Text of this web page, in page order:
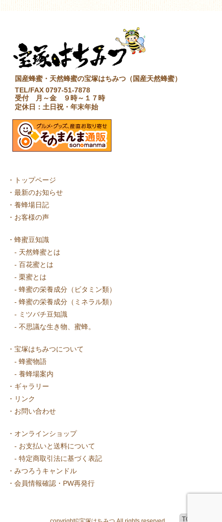
TOPへ戻る
国産蜂蜜・天然蜂蜜の宝塚はちみつ（国産天然蜂蜜）
TEL/FAX 0797-51-7878
受付 月～金 ９時～１７時
定休日：土日祝・年末年始
・
トップページ
・ 最新のお知らせ
・ 養蜂場日記
・ お客様の声
・ 蜂蜜豆知識
- 天然蜂蜜とは
- 百花蜜とは
- 栗蜜とは
- 蜂蜜の栄養成分（ビタミン類）
- 蜂蜜の栄養成分（ミネラル類）
- ミツバチ豆知識
- 不思議な生き物、蜜蜂。
・ 宝塚はちみつについて
- 蜂蜜物語
- 養蜂場案内
・ ギャラリー
・ リンク
・ お問い合わせ
・ オンラインショップ
- お支払いと送料について
- 特定商取引法に基づく表記
・ みつろうキャンドル
・ 会員情報確認・PW再発行